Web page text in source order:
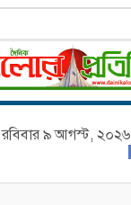
রবিবার ৯ আগস্ট, ২০২৬